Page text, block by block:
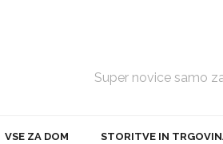
Super novice samo
VSE ZA DOM STORITVE IN